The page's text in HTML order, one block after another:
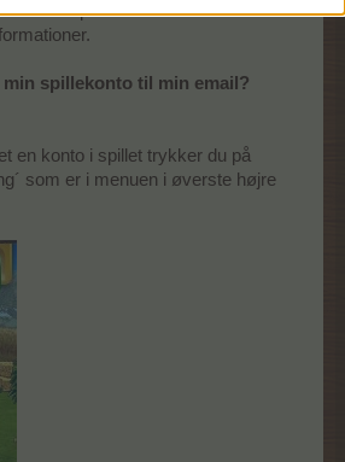
denne 3. person ændre de
min spillekonto til min email?
en konto i spillet trykker du på
som er i menuen i øverste højre